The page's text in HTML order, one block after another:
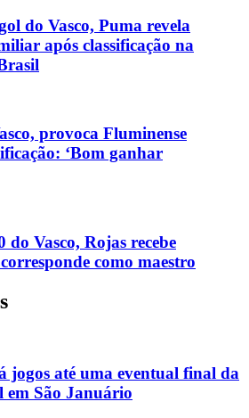
do Vasco, Puma revela
após classificação na
provoca Fluminense
‘Bom ganhar
do Vasco, Rojas recebe
como maestro
jogos até uma eventual final da
em São Januário